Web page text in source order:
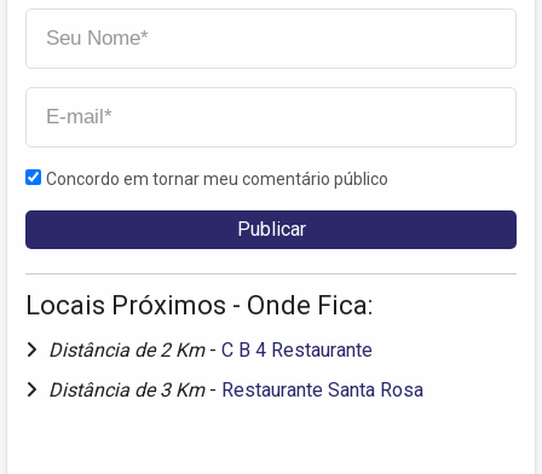
Concordo em tornar meu comentário público
Locais Próximos - Onde Fica:
Distância de 2 Km - C B 4 Restaurante
Distância de 3 Km - Restaurante Santa Rosa